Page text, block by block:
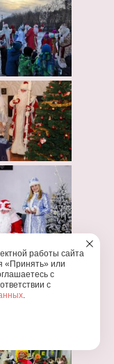
работы сайта
«Принять» или
с
с
.